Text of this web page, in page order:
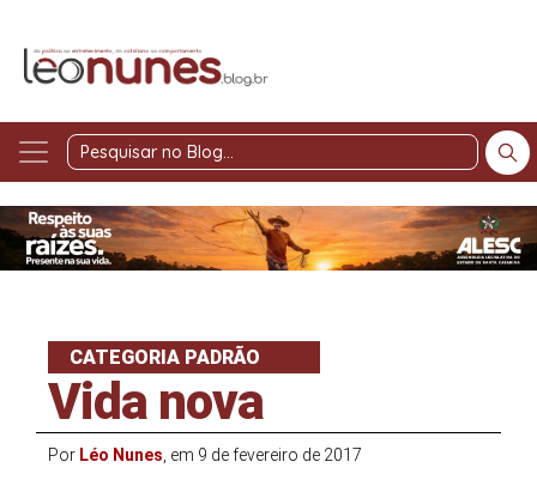
Pesquisar
Blog
CATEGORIA PADRÃO
Vida nova
Por Léo Nunes , em 9 de fevereiro de 2017